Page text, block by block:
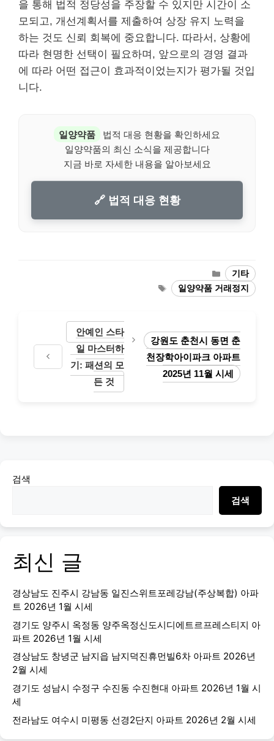
을 통해 법적 정당성을 주장할 수 있지만 시간이 소
모되고, 개선계획서를 제출하여 상장 유지 노력을
하는 것도 신뢰 회복에 중요합니다. 따라서, 상황에
따라 현명한 선택이 필요하며, 앞으로의 경영 결과
에 따라 어떤 접근이 효과적이었는지가 평가될 것입
니다.
일양약품
법적 대응 현황을 확인하세요
일양약품의 최신 소식을 제공합니다
지금 바로 자세한 내용을 알아보세요
🔗 법적 대응 현황
Categories
기타
Tags일양약품 거래정지
안예인 스타
일 마스터하
기: 패션의 모
든 것
강원도 춘천시 동면 춘
천장학아이파크 아파트
2025년 11월 시세
검색
검색
최신 글
경상남도 진주시 강남동 일진스위트포레강남(주상복합) 아파
트 2026년 1월 시세
경기도 양주시 옥정동 양주옥정신도시디에트르프레스티지 아
파트 2026년 1월 시세
경상남도 창녕군 남지읍 남지덕진휴먼빌6차 아파트 2026년
2월 시세
경기도 성남시 수정구 수진동 수진현대 아파트 2026년 1월 시
세
전라남도 여수시 미평동 선경2단지 아파트 2026년 2월 시세